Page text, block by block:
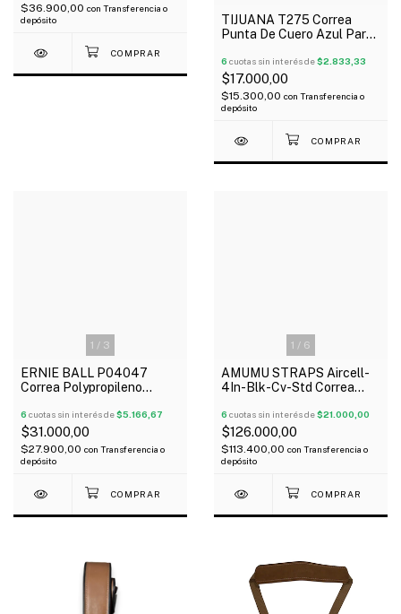
$36.900,00 con Transferencia o
depósito
TIJUANA T275 Correa
Punta De Cuero Azul Para
6 cuotas sin interés de$2.833,33
$17.000,00
$15.300,00 con Transferencia o
depósito
1 / 3
ERNIE BALL P04047
Correa Polypropileno
6 cuotas sin interés de$5.166,67
$31.000,00
$27.900,00 con Transferencia o
depósito
1 / 6
AMUMU STRAPS Aircell-
4In-Blk-Cv-Std Correa
Guitarra O Bajo
6 cuotas sin interés de$21.000,00
$126.000,00
$113.400,00 con Transferencia o
depósito